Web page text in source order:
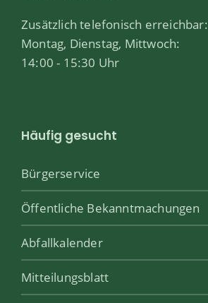
Zusätzlich telefonisch erreichbar:
Montag, Dienstag, Mittwoch:
14:00 - 15:30 Uhr
Häufig gesucht
Bürgerservice
Öffentliche Bekanntmachungen
Abfallkalender
Mitteilungsblatt